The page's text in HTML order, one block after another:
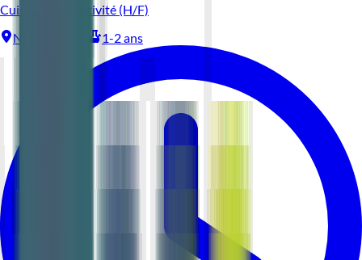
Cuisinier Collectivité (H/F)
Nantes
1-2 ans